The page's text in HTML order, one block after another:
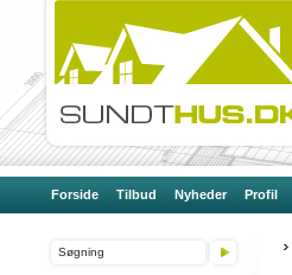
Forside Tilbud Nyheder Profil